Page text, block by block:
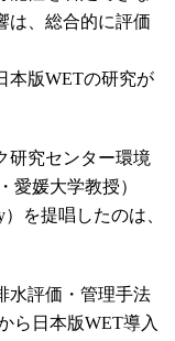
は、総合的に評価
本版WETの研究が
研究センター環境
愛媛大学教授）
を提唱したのは、
水評価・管理手法
日本版WET導入